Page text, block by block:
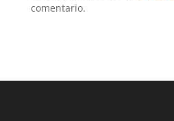
comentario.